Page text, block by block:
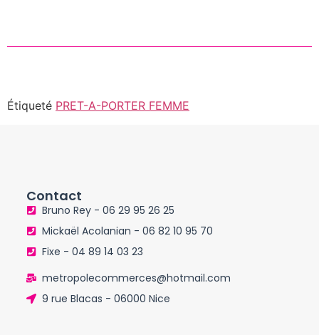
Étiqueté PRET-A-PORTER FEMME
Contact
Bruno Rey - 06 29 95 26 25
Mickaël Acolanian - 06 82 10 95 70
Fixe - 04 89 14 03 23
metropolecommerces@hotmail.com
9 rue Blacas - 06000 Nice